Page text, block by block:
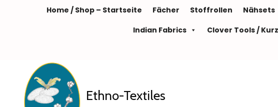
Home / Shop – Startseite Fächer Stoffrollen Nähsets
Indian Fabrics
Clover Tools /
Ethno-Textiles